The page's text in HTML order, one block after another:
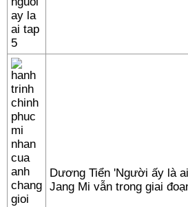
Dương Tiển 'Người ấy là
Jang Mi vẫn trong giai